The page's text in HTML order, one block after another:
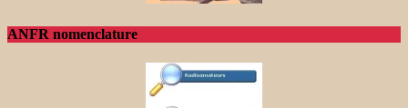
ANFR nomenclature